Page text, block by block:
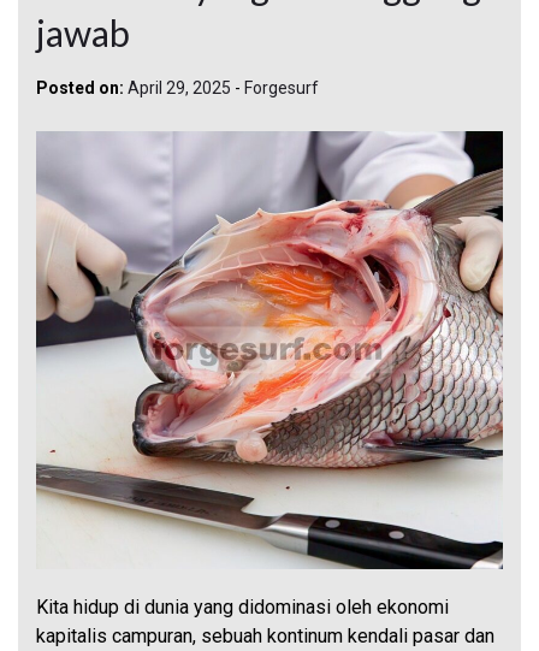
jawab
Posted on: April 29, 2025 - Forgesurf
Kita hidup di dunia yang didominasi oleh ekonomi
kapitalis campuran, sebuah kontinum kendali pasar dan